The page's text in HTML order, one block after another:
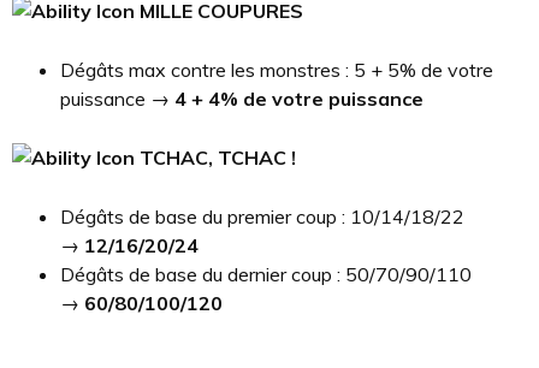
MILLE COUPURES
Dégâts max contre les monstres : 5 + 5% de votre
puissance → 4 + 4% de votre puissance
TCHAC, TCHAC !
Dégâts de base du premier coup : 10/14/18/22
→ 12/16/20/24
Dégâts de base du dernier coup : 50/70/90/110
→ 60/80/100/120